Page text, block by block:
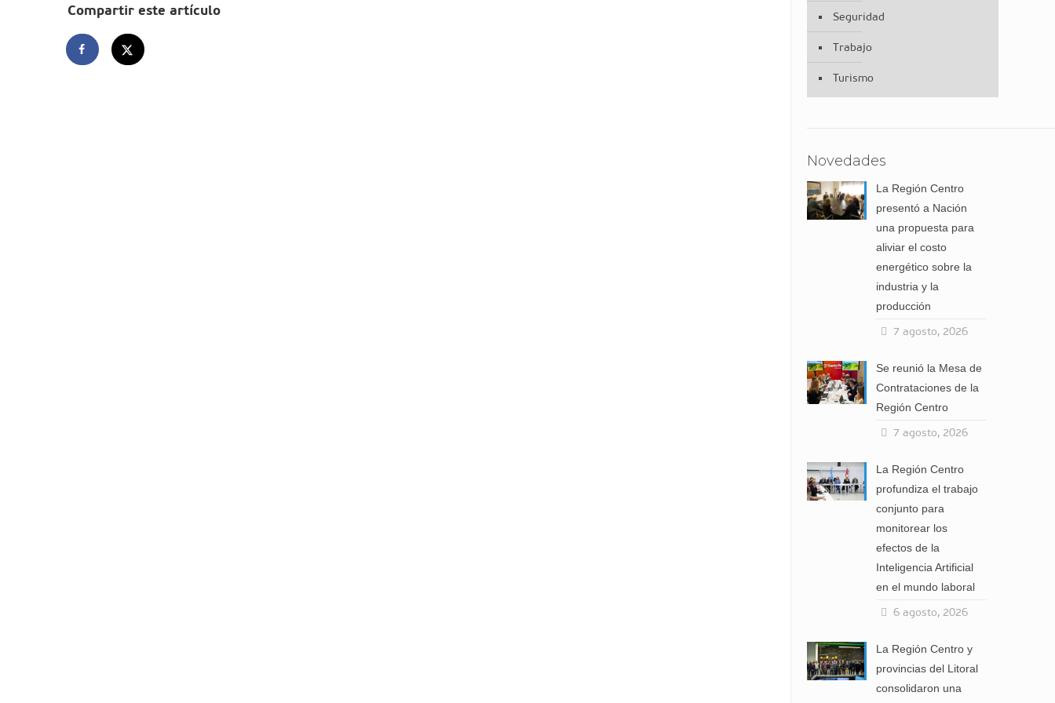
Compartir este artículo Seguridad
Trabajo
Turismo
Novedades
La Región Centro
presentó a Nación
una propuesta para
aliviar el costo
energético sobre la
industria y la
producción
7 agosto, 2026
Se reunió la Mesa de
Contrataciones de la
Región Centro
7 agosto, 2026
La Región Centro
profundiza el trabajo
conjunto para
monitorear los
efectos de la
Inteligencia Artificial
en el mundo laboral
6 agosto, 2026
La Región Centro y
provincias del Litoral
consolidaron una